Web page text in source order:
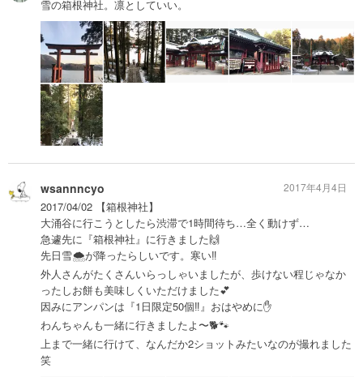
雪の箱根神社。凛としていい。
wsannncyo
2017/04/02 【箱根神社】
大涌谷に行こうとしたら渋滞で1時間待ち…全く動けず…
急遽先に『箱根神社』に行きました🙌
先日雪🌨が降ったらしいです。寒い‼︎
外人さんがたくさんいらっしゃいましたが、歩けない程じゃなか
ったしお餅も美味しくいただけました💕
因みにアンパンは『1日限定50個‼︎』おはやめに✋
わんちゃんも一緒に行きましたよ〜🐕🐾
上まで一緒に行けて、なんだか2ショットみたいなのが撮れました
笑
2017年4月4日